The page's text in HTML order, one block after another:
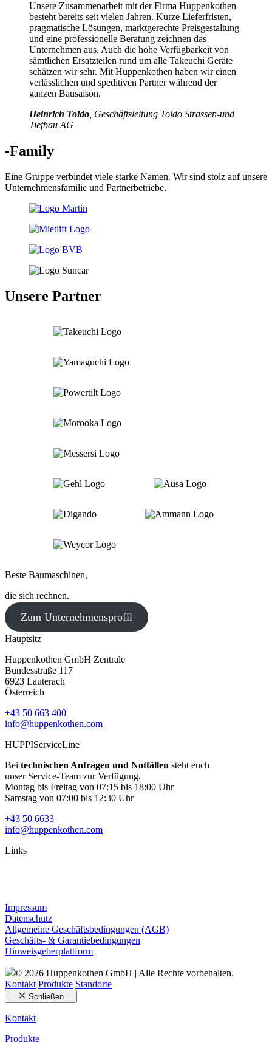
Unsere Zusammenarbeit mit der Firma Huppenkothen
besteht bereits seit vielen Jahren. Kurze Lieferfristen,
pragmatische Lösungen, marktgerechte Preisgestaltung
und eine professionelle Beratung zeichnen das
Unternehmen aus. Auch die hohe Verfügbarkeit von
sämtlichen Ersatzteilen rund um alle Takeuchi Geräte
schätzen wir sehr. Mit Huppenkothen haben wir einen
verlässlichen und speditiven Partner während der
ganzen Bausaison.
Heinrich Toldo , Geschäftsleitung Toldo Strassen-und
Tiefbau AG
-Family
Eine Gruppe verbindet viele starke Namen. Wir sind stolz auf unsere
Unternehmensfamilie und Partnerbetriebe.
Unsere Partner
Beste Baumaschinen,
die sich rechnen.
Zum Unternehmensprofil
Hauptsitz
Huppenkothen GmbH Zentrale
Bundesstraße 117
6923 Lauterach
Österreich
+43 50 663 400
info@huppenkothen.com
HUPPIServiceLine
Bei technischen Anfragen und Notfällen steht euch
unser Service-Team zur Verfügung.
Montag bis Freitag von 07:15 bis 18:00 Uhr
Samstag von 07:00 bis 12:30 Uhr
+43 50 6633
info@huppenkothen.com
Links
Impressum
Datenschutz
Allgemeine Geschäftsbedingungen (AGB)
Geschäfts- & Garantiebedingungen
Hinweisgeberplattform
© 2026 Huppenkothen GmbH | Alle Rechte vorbehalten.
Kontakt Produkte Standorte
Schließen
Kontakt
Produkte